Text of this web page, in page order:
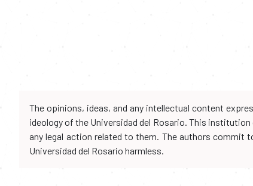
The opinions, ideas, and any intellectual content
ideology of the Universidad del Rosario. This
any legal action related to them. The authors commit
Universidad del Rosario harmless.